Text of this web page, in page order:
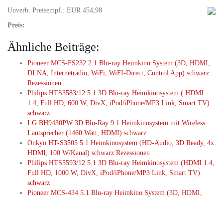
Unverb. Preisempf.: EUR 454,98
Preis:
Ähnliche Beiträge:
Pioneer MCS-FS232 2.1 Blu-ray Heimkino System (3D, HDMI,
DLNA, Internetradio, WiFi, WiFI-Direct, Control App) schwarz
Rezessionen
Philips HTS3583/12 5.1 3D Blu-ray Heimkinosystem ( HDMI
1.4, Full HD, 600 W, DivX, iPod/iPhone/MP3 Link, Smart TV)
schwarz
LG BH9430PW 3D Blu-Ray 9.1 Heimkinosystem mit Wireless
Lautsprecher (1460 Watt, HDMI) schwarz
Onkyo HT-S3505 5.1 Heimkinosystem (HD-Audio, 3D Ready, 4x
HDMI, 100 W/Kanal) schwarz Rezessionen
Philips HTS5593/12 5.1 3D Blu-ray Heimkinosystem (HDMI 1.4,
Full HD, 1000 W, DivX, iPod/iPhone/MP3 Link, Smart TV)
schwarz
Pioneer MCS-434 5.1 Blu-ray Heimkino System (3D, HDMI,